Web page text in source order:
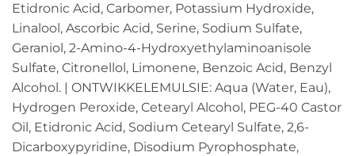
Etidronic Acid, Carbomer, Potassium Hydroxide,
Linalool, Ascorbic Acid, Serine, Sodium Sulfate,
Geraniol, 2-Amino-4-Hydroxyethylaminoanisole
Sulfate, Citronellol, Limonene, Benzoic Acid, Benzyl
Alcohol. | ONTWIKKELEMULSIE: Aqua (Water, Eau),
Hydrogen Peroxide, Cetearyl Alcohol, PEG-40 Castor
Oil, Etidronic Acid, Sodium Cetearyl Sulfate, 2,6-
Dicarboxypyridine, Disodium Pyrophosphate,